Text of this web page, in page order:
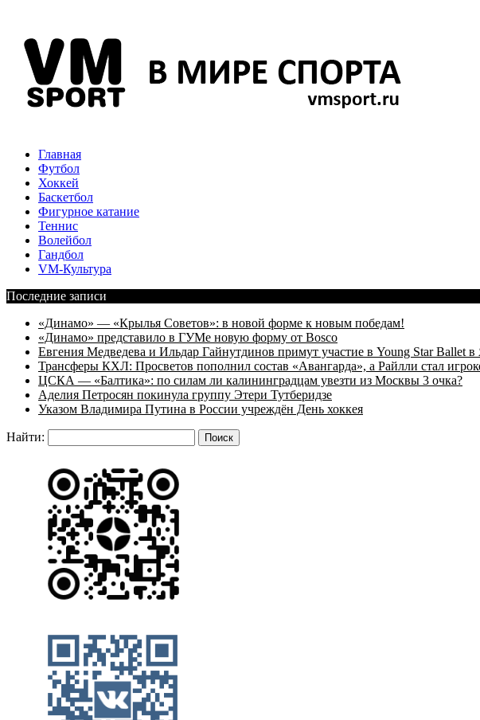
Главная
Футбол
Хоккей
Баскетбол
Фигурное катание
Теннис
Волейбол
Гандбол
VM-Культура
Последние записи
«Динамо» — «Крылья Советов»: в новой форме к новым победам!
«Динамо» представило в ГУМе новую форму от Bosco
Евгения Медведева и Ильдар Гайнутдинов примут участие в Young Star Ballet
Трансферы КХЛ: Просветов пополнил состав «Авангарда», а Райлли стал
ЦСКА — «Балтика»: по силам ли калининградцам увезти из Москвы 3 очка?
Аделия Петросян покинула группу Этери Тутберидзе
Указом Владимира Путина в России учреждён День хоккея
Найти: